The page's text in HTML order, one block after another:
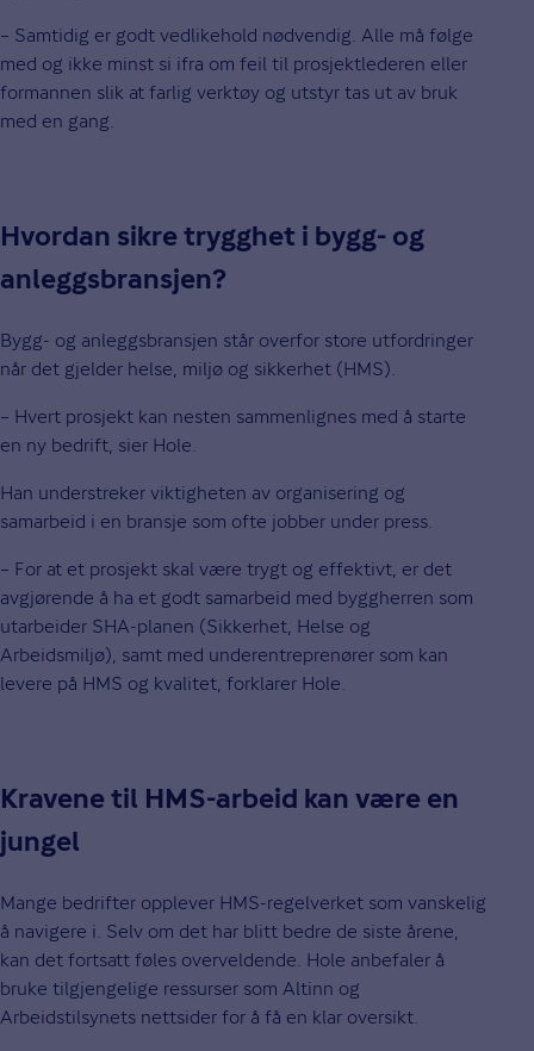
– Samtidig er godt vedlikehold nødvendig. Alle må følge
med og ikke minst si ifra om feil til prosjektlederen eller
formannen slik at farlig verktøy og utstyr tas ut av bruk
med en gang.
Hvordan sikre trygghet i bygg- og
anleggsbransjen?
Bygg- og anleggsbransjen står overfor store utfordringer
når det gjelder helse, miljø og sikkerhet (HMS).
– Hvert prosjekt kan nesten sammenlignes med å starte
en ny bedrift, sier Hole.
Han understreker viktigheten av organisering og
samarbeid i en bransje som ofte jobber under press.
– For at et prosjekt skal være trygt og effektivt, er det
avgjørende å ha et godt samarbeid med byggherren som
utarbeider SHA-planen (Sikkerhet, Helse og
Arbeidsmiljø), samt med underentreprenører som kan
levere på HMS og kvalitet, forklarer Hole.
Kravene til HMS-arbeid kan være en
jungel
Mange bedrifter opplever HMS-regelverket som vanskelig
å navigere i. Selv om det har blitt bedre de siste årene,
kan det fortsatt føles overveldende. Hole anbefaler å
bruke tilgjengelige ressurser som Altinn og
Arbeidstilsynets nettsider for å få en klar oversikt.